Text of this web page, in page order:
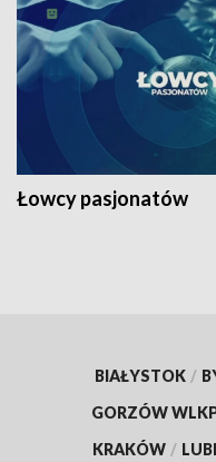
Łowcy pasjonatów
BIAŁYSTOK /
GORZÓW
KRAKÓW /